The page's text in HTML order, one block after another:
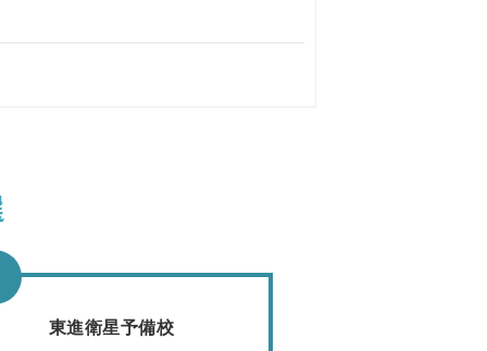
東進衛星予備校